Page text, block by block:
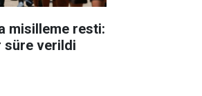
misilleme resti:
süre verildi